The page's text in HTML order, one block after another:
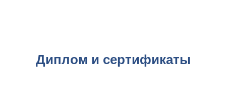
Диплом и сертификаты